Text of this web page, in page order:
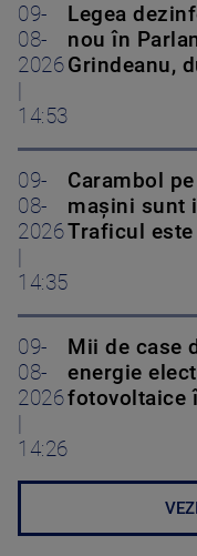
09-
08-
2026
|
14:53
Legea
nou în
Grindeanu,
09-
08-
2026
|
14:35
Carambol
mașini sunt
Traficul
09-
08-
2026
|
14:26
Mii de case
energie
fotovoltaice